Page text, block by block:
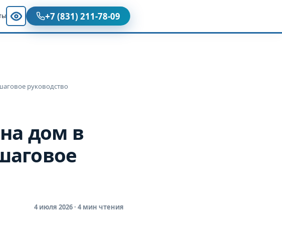
+7 (831) 211-78-09
руководство
дом в
4 июля 2026 · 4 мин чтения